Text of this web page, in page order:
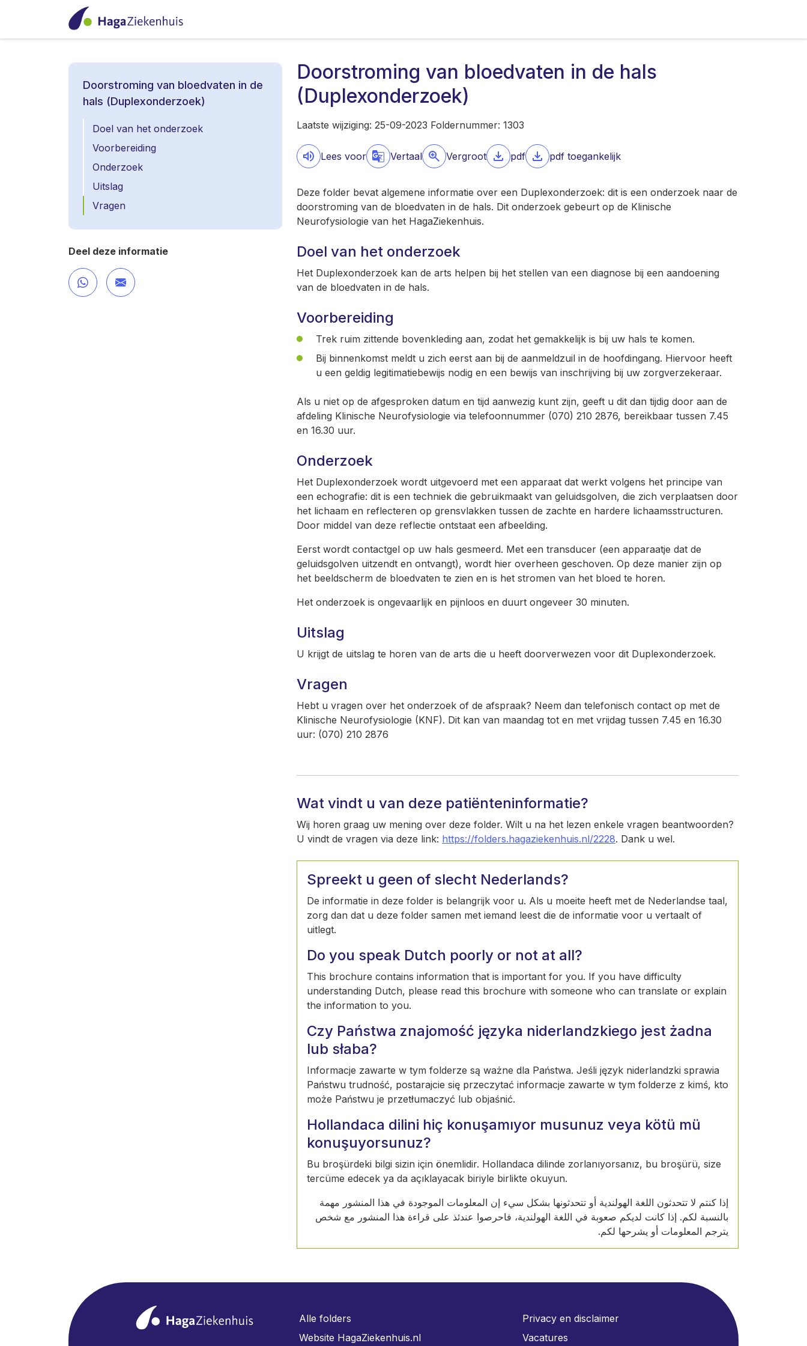
Doorstroming van bloedvaten in de
hals (Duplexonderzoek)
Doel van het onderzoek
Voorbereiding
Onderzoek
Uitslag
Vragen
Deel deze informatie
Doorstroming van bloedvaten in de hals
(Duplexonderzoek)
Laatste wijziging: 25-09-2023 Foldernummer: 1303
Lees voor Vertaal Vergroot pdf pdf toegankelijk
Deze folder bevat algemene informatie over een Duplexonderzoek: dit is een onderzoek naar de
doorstroming van de bloedvaten in de hals. Dit onderzoek gebeurt op de Klinische
Neurofysiologie van het HagaZiekenhuis.
Doel van het onderzoek
Het Duplexonderzoek kan de arts helpen bij het stellen van een diagnose bij een aandoening
van de bloedvaten in de hals.
Voorbereiding
Trek ruim zittende bovenkleding aan, zodat het gemakkelijk is bij uw hals te komen.
Bij binnenkomst meldt u zich eerst aan bij de aanmeldzuil in de hoofdingang. Hiervoor heeft
u een geldig legitimatiebewijs nodig en een bewijs van inschrijving bij uw zorgverzekeraar.
Als u niet op de afgesproken datum en tijd aanwezig kunt zijn, geeft u dit dan tijdig door aan de
afdeling Klinische Neurofysiologie via telefoonnummer (070) 210 2876, bereikbaar tussen 7.45
en 16.30 uur.
Onderzoek
Het Duplexonderzoek wordt uitgevoerd met een apparaat dat werkt volgens het principe van
een echografie: dit is een techniek die gebruikmaakt van geluidsgolven, die zich verplaatsen door
het lichaam en reflecteren op grensvlakken tussen de zachte en hardere lichaamsstructuren.
Door middel van deze reflectie ontstaat een afbeelding.
Eerst wordt contactgel op uw hals gesmeerd. Met een transducer (een apparaatje dat de
geluidsgolven uitzendt en ontvangt), wordt hier overheen geschoven. Op deze manier zijn op
het beeldscherm de bloedvaten te zien en is het stromen van het bloed te horen.
Het onderzoek is ongevaarlijk en pijnloos en duurt ongeveer 30 minuten.
Uitslag
U krijgt de uitslag te horen van de arts die u heeft doorverwezen voor dit Duplexonderzoek.
Vragen
Hebt u vragen over het onderzoek of de afspraak? Neem dan telefonisch contact op met de
Klinische Neurofysiologie (KNF). Dit kan van maandag tot en met vrijdag tussen 7.45 en 16.30
uur: (070) 210 2876
Wat vindt u van deze patiënteninformatie?
Wij horen graag uw mening over deze folder. Wilt u na het lezen enkele vragen beantwoorden?
U vindt de vragen via deze link: https://folders.hagaziekenhuis.nl/2228. Dank u wel.
Spreekt u geen of slecht Nederlands?
De informatie in deze folder is belangrijk voor u. Als u moeite heeft met de Nederlandse taal,
zorg dan dat u deze folder samen met iemand leest die de informatie voor u vertaalt of
uitlegt.
Do you speak Dutch poorly or not at all?
This brochure contains information that is important for you. If you have difficulty
understanding Dutch, please read this brochure with someone who can translate or explain
the information to you.
Czy Państwa znajomość języka niderlandzkiego jest żadna
lub słaba?
Informacje zawarte w tym folderze są ważne dla Państwa. Jeśli język niderlandzki sprawia
Państwu trudność, postarajcie się przeczytać informacje zawarte w tym folderze z kimś, kto
może Państwu je przetłumaczyć lub objaśnić.
Hollandaca dilini hiç konuşamıyor musunuz veya kötü mü
konuşuyorsunuz?
Bu broşürdeki bilgi sizin için önemlidir. Hollandaca dilinde zorlanıyorsanız, bu broşürü, size
tercüme edecek ya da açıklayacak biriyle birlikte okuyun.
إذا كنتم لا تتحدثون اللغة الهولندية أو تتحدثونها بشكل سيء إن المعلومات الموجودة في هذا المنشور مهمة
بالنسبة لكم. إذا كانت لديكم صعوبة في اللغة الهولندية، فاحرصوا عندئذ على قراءة هذا المنشور مع شخص
يترجم المعلومات أو يشرحها لكم.
Alle folders
Website HagaZiekenhuis.nl
Privacy en disclaimer
Vacatures